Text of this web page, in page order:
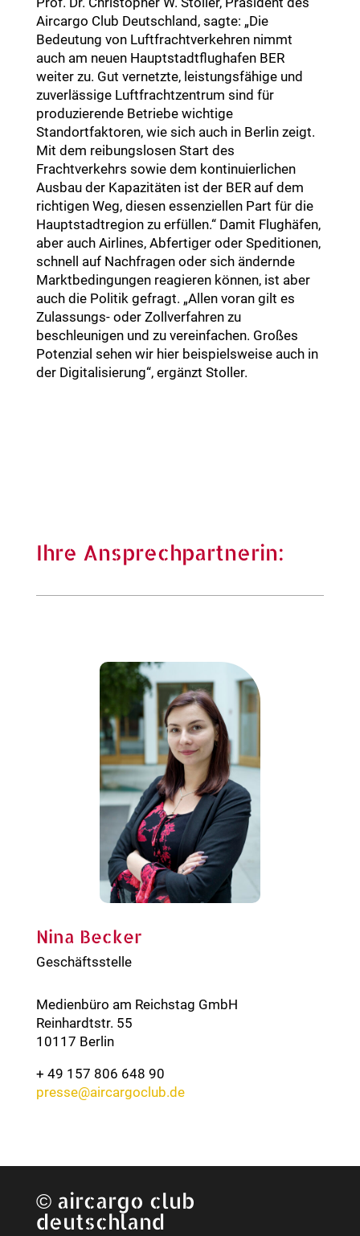
Aircargo Club Deutschland, sagte: „Die
Bedeutung von Luftfrachtverkehren nimmt
auch am neuen Hauptstadtflughafen BER
weiter zu. Gut vernetzte, leistungsfähige und
zuverlässige Luftfrachtzentrum sind für
produzierende Betriebe wichtige
Standortfaktoren, wie sich auch in Berlin zeigt.
Mit dem reibungslosen Start des
Frachtverkehrs sowie dem kontinuierlichen
Ausbau der Kapazitäten ist der BER auf dem
richtigen Weg, diesen essenziellen Part für die
Hauptstadtregion zu erfüllen.“ Damit Flughäfen,
aber auch Airlines, Abfertiger oder Speditionen,
schnell auf Nachfragen oder sich ändernde
Marktbedingungen reagieren können, ist aber
auch die Politik gefragt. „Allen voran gilt es
Zulassungs- oder Zollverfahren zu
beschleunigen und zu vereinfachen. Großes
Potenzial sehen wir hier beispielsweise auch in
der Digitalisierung“, ergänzt Stoller.
Ihre Ansprechpartnerin:
Nina Becker
Geschäftsstelle
Medienbüro am Reichstag GmbH
Reinhardtstr. 55
10117 Berlin
+ 49 157 806 648 90
presse@aircargoclub.de
© aircargo club
deutschland